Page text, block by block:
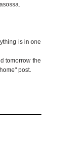
is in one
tomorrow the
post.